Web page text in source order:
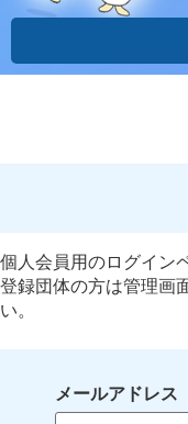
個人会員用のログイン
登録団体の方は管理画
い。
メールアドレス